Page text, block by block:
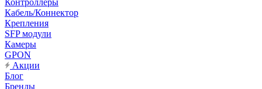
Контроллеры
Кабель/Коннектор
Крепления
SFP модули
Камеры
GPON
Акции
Блог
Бренды